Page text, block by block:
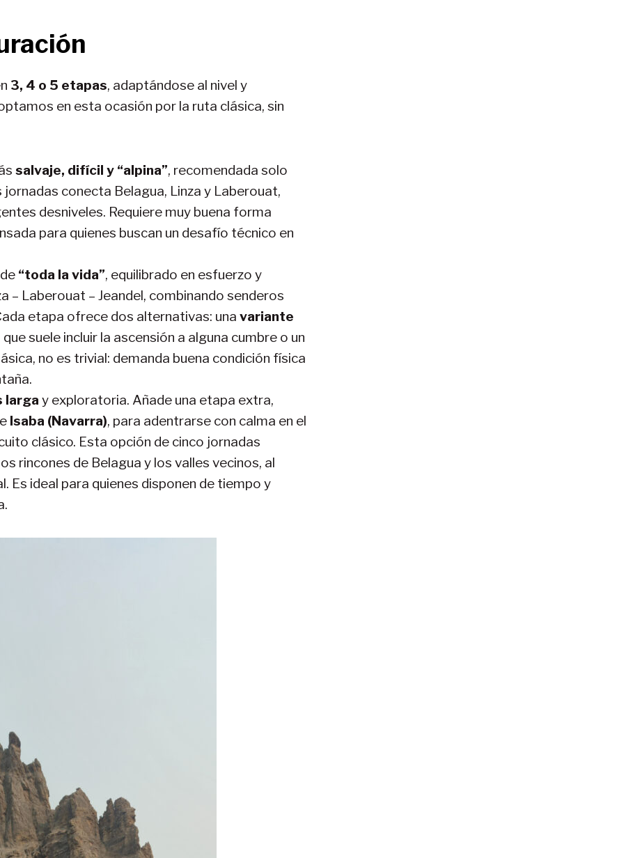
3, 4 o 5 etapas, adaptándose al nivel y
en esta ocasión por la ruta clásica, sin
salvaje, difícil y “alpina”, recomendada solo
conecta Belagua, Linza y Laberouat,
desniveles. Requiere muy buena forma
para quienes buscan un desafío técnico en
“toda la vida”, equilibrado en esfuerzo y
– Laberouat – Jeandel, combinando senderos
etapa ofrece dos alternativas: una variante
que suele incluir la ascensión a alguna cumbre o un
no es trivial: demanda buena condición física
larga y exploratoria. Añade una etapa extra,
Isaba (Navarra), para adentrarse con calma en el
clásico. Esta opción de cinco jornadas
rincones de Belagua y los valles vecinos, al
ideal para quienes disponen de tiempo y